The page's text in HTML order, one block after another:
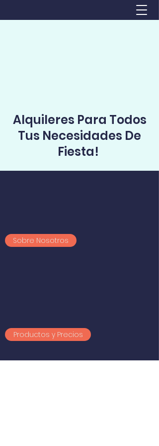
Alquileres Para Todos
Tus Necesidades De
Fiesta!
Sobre Nosotros
Productos y Precios